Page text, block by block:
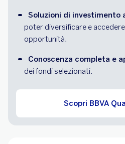
Soluzioni di investimento
poter diversificare e
opportunità.
Conoscenza completa e
dei fondi selezionati.
Scopri BBVA